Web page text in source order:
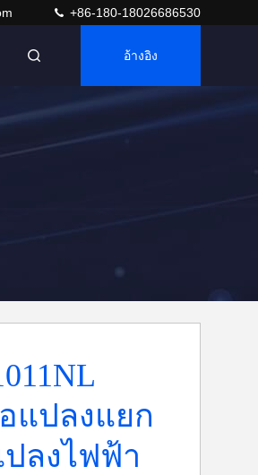
+86-180-18026686530
อ้างอิง
อแปลงแยก
ลงไฟฟ้า